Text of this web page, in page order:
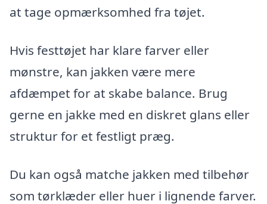
at tage opmærksomhed fra tøjet.
Hvis festtøjet har klare farver eller
mønstre, kan jakken være mere
afdæmpet for at skabe balance. Brug
gerne en jakke med en diskret glans eller
struktur for et festligt præg.
Du kan også matche jakken med tilbehør
som tørklæder eller huer i lignende farver.